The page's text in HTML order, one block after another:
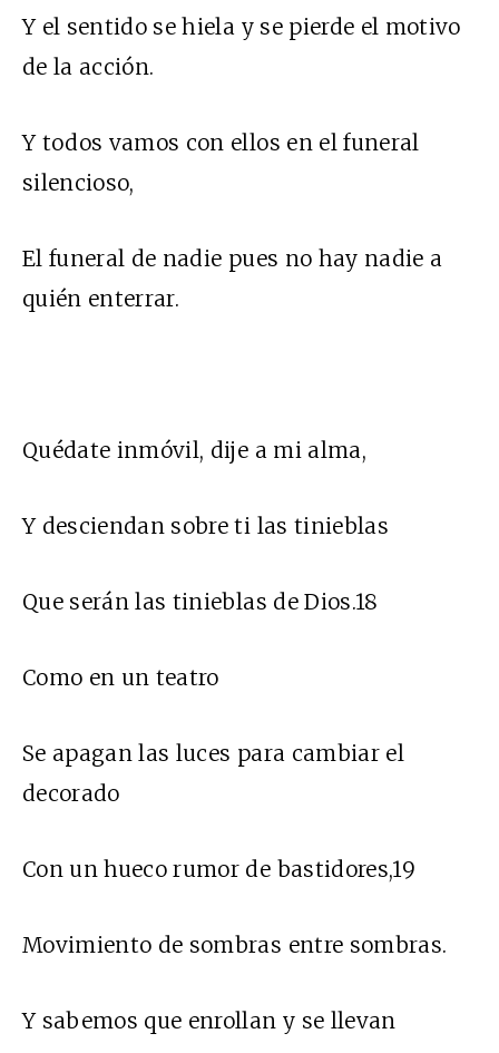
Y el sentido se hiela y se pierde el motivo
de la acción.
Y todos vamos con ellos en el funeral
silencioso,
El funeral de nadie pues no hay nadie a
quién enterrar.
Quédate inmóvil, dije a mi alma,
Y desciendan sobre ti las tinieblas
Que serán las tinieblas de Dios.18
Como en un teatro
Se apagan las luces para cambiar el
decorado
Con un hueco rumor de bastidores,19
Movimiento de sombras entre sombras.
Y sabemos que enrollan y se llevan